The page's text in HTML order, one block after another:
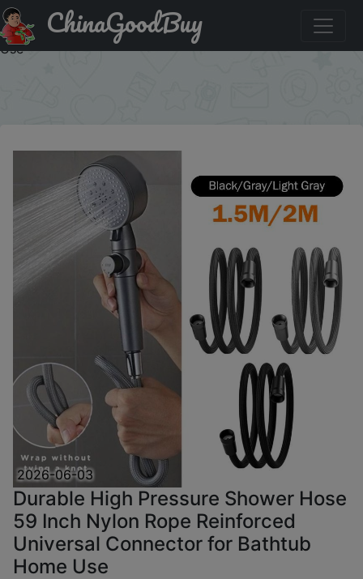
Купить: Durable High Pressure Shower Hose 59 Inch Nylon
Rope Reinforced Universal Connector for Bathtub Home
Use
ChinaGoodBuy
2026-06-03
Durable High Pressure Shower Hose
59 Inch Nylon Rope Reinforced
Universal Connector for Bathtub
Home Use